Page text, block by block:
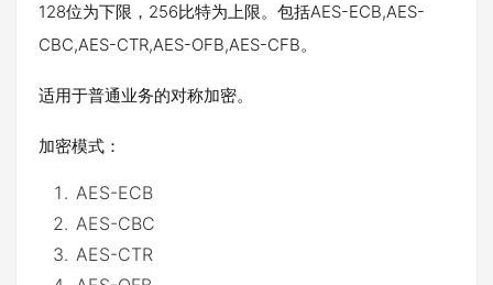
128位为下限，256比特为上限。包括AES-ECB,AES-
CBC,AES-CTR,AES-OFB,AES-CFB。
适用于普通业务的对称加密。
加密模式：
AES-ECB
AES-CBC
AES-CTR